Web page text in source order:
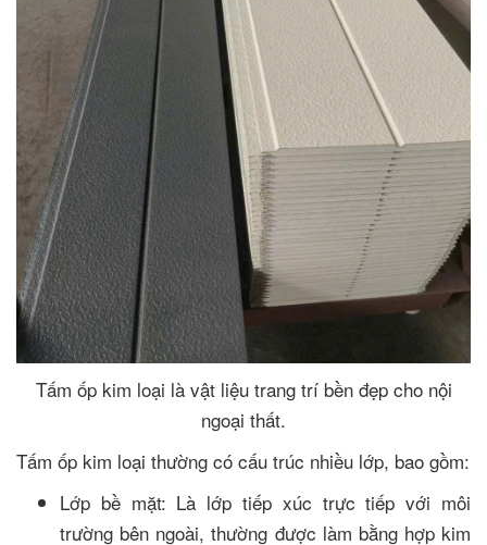
Tấm ốp kim loại là vật liệu trang trí bền đẹp cho nội
ngoại thất.
Tấm ốp kim loại thường có cấu trúc nhiều lớp, bao gồm:
Lớp bề mặt: Là lớp tiếp xúc trực tiếp với môi
trường bên ngoài, thường được làm bằng hợp kim